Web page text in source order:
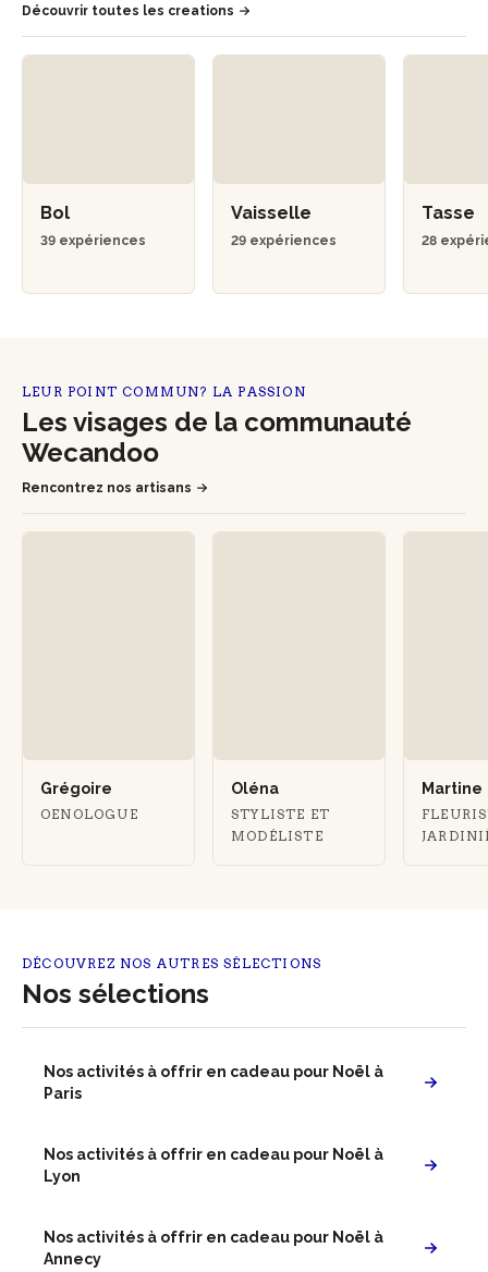
Découvrir toutes les creations
Bol
39 expériences
Vaisselle
29 expériences
Tasse
28
LEUR POINT COMMUN? LA PASSION
Les visages de la communauté
Wecandoo
Rencontrez nos artisans
Grégoire
OENOLOGUE
Oléna
STYLISTE ET
MODÉLISTE
Martine
DÉCOUVREZ NOS AUTRES SÉLECTIONS
Nos sélections
Nos activités à offrir en cadeau pour Noël à
Paris
Nos activités à offrir en cadeau pour Noël à
Lyon
Nos activités à offrir en cadeau pour Noël à
Annecy